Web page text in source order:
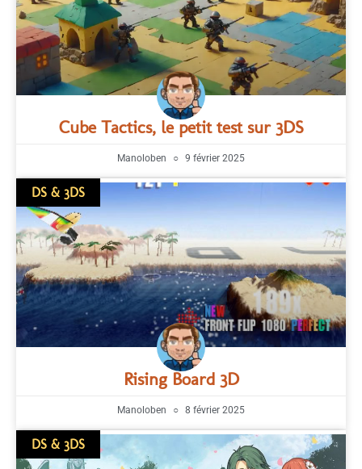
Cube Tactics, le petit test sur 3DS
Manoloben 9 février 2025
DS & 3DS
Rising Board 3D
Manoloben 8 février 2025
DS & 3DS